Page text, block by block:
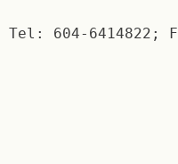
Tel: 604-6414822;